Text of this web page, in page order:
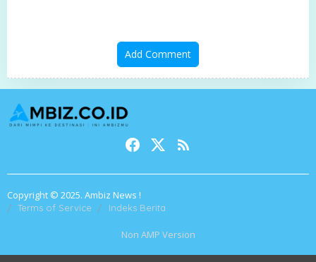
Add Comment
Copyright © 2025. Ambiz News !
Terms of Service Indeks Berita
Non AMP Version